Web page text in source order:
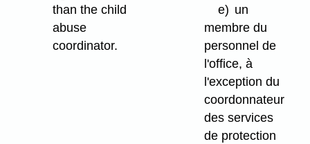
than the child
abuse
coordinator.
e) un
membre du
personnel de
l'office, à
l'exception du
coordonnateur
des services
de protection